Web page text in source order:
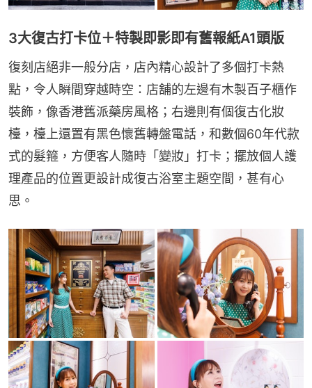
3大復古打卡位＋特製即影即有舊報紙A1頭版
復刻店絕非一般分店，店內精心設計了多個打卡熱
點，令人瞬間穿越時空：店舖的左邊有木製百子櫃作
裝飾，像香港舊派藥房風格；右邊則有個復古化妝
檯，檯上還置有黑色懷舊轉盤電話，和數個60年代款
式的髮箍，方便客人隨時「變妝」打卡；擺放個人護
理產品的位置更設計成復古浴室主題空間，甚有心
思。